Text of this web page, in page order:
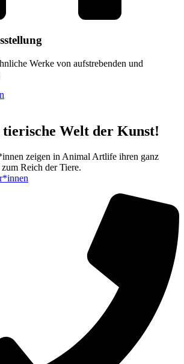
Werke von aufstrebenden und
tierische Welt der Kunst!
zeigen in Animal Artlife ihren ganz
Reich der Tiere.